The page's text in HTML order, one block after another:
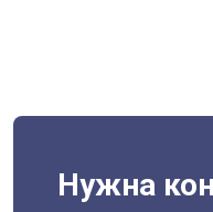
Нужна